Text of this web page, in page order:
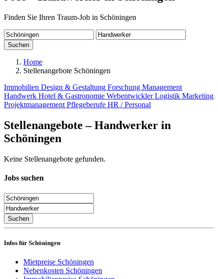
Finden Sie Ihren Traum-Job in Schöningen
Suchen
Home
Stellenangebote Schöningen
Immobilien Design & Gestaltung Forschung Management
Handwerk Hotel & Gastronomie WebentwicklerLogistik Marketing
Projektmanagement Pflegeberufe HR / Personal
Stellenangebote – Handwerker in
Schöningen
Keine Stellenangebote gefunden.
Jobs suchen
Suchen
Infos für Schöningen
Mietpreise Schöningen
Nebenkosten Schöningen